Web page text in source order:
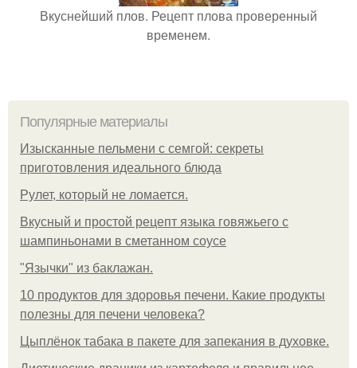
Вкуснейший плов. Рецепт плова проверенный
временем.
Популярные материалы
Изысканные пельмени с семгой: секреты
приготовления идеального блюда
Рулет, который не ломается.
Вкусный и простой рецепт языка говяжьего с
шампиньонами в сметанном соусе
"Язычки" из баклажан.
10 продуктов для здоровья печени. Какие продукты
полезны для печени человека?
Цыплёнок табака в пакете для запекания в духовке.